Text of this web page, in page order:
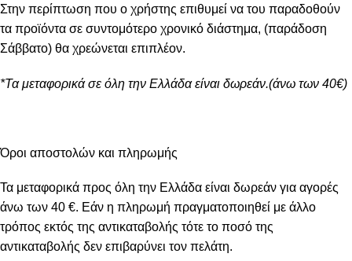
Στην περίπτωση που ο χρήστης επιθυμεί να του παραδοθούν
τα προϊόντα σε συντομότερο χρονικό διάστημα, (παράδοση
Σάββατο) θα χρεώνεται επιπλέον.
*Τα μεταφορικά σε όλη την Ελλάδα είναι δωρεάν.(άνω των 40€)
Όροι αποστολών και πληρωμής
Τα μεταφορικά προς όλη την Ελλάδα είναι δωρεάν για αγορές
άνω των 40 €. Εάν η πληρωμή πραγματοποιηθεί με άλλο
τρόπος εκτός της αντικαταβολής τότε το ποσό της
αντικαταβολής δεν επιβαρύνει τον πελάτη.